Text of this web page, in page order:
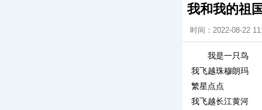
我和我的祖国
时间：2022-08-22
我是一只鸟
我飞越珠穆朗玛
繁星点点
我飞越长江黄河